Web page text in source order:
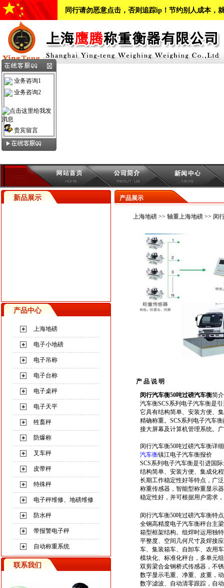
同行请勿恶意点击，否则追踪ip！节约别人成本，
新品展示
产品中心
上海地磅
电子小地磅
电子吊称
电子台称
电子桌秤
电子天平
牲畜秤
防爆称
叉车秤
皮带秤
特殊秤
电子秤维修、地磅维修
防水秤
带报警电子秤
自动称重系统
联系我们
产品展示
上海地磅>> 轴重上海地磅>> 闵
产 品 说 明
闵行汽车衡50吨过磅汽车衡简
汽车衡SCS系列电子汽车衡是
它具有结构简单、安装方便、
精确称重。SCS系列电子汽车
接大屏幕及计算机管理系统。
闵行汽车衡50吨过磅汽车衡详
汽车衡镇江电子汽车衡报价
SCS系列电子汽车衡是引进国
结构简单、安装方便、集成化
长期工作稳定性好等特点，广
称重传感器，智能型称重显示
稳定性好，并可根据用户需求
闵行汽车衡50吨过磅汽车衡特
全钢高精度电子汽车衡秤台主
箱型框架结构。组焊时运用独
平整度、空间几何尺寸及焊接
车、集装箱车、自卸车、农用
模块化、标准化秤台，多单元
双剪梁合金钢桥式传感器，不
数字显示毛重、净重、皮重，
数字滤波、自动清零跟踪，自
业务咨询1
业务咨询2
贵宾留言